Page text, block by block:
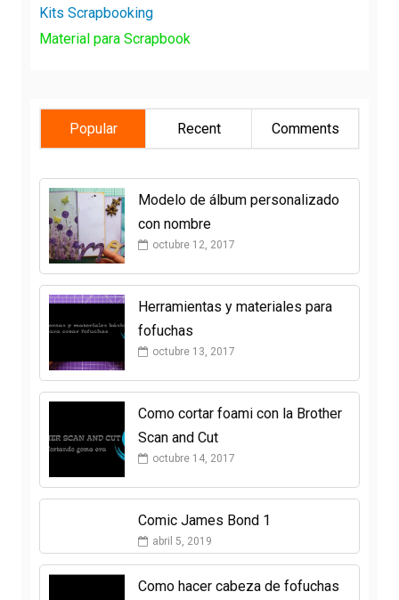
Kits Scrapbooking
Material para Scrapbook
Popular Recent Comments
Modelo de álbum personalizado
con nombre
octubre 12, 2017
Herramientas y materiales para
fofuchas
octubre 13, 2017
Como cortar foami con la Brother
Scan and Cut
octubre 14, 2017
Comic James Bond 1
abril 5, 2019
Como hacer cabeza de fofuchas